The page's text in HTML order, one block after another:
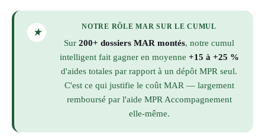
★
NOTRE RÔLE MAR SUR LE CUMUL
Sur 200+ dossiers MAR montés, notre cumul
intelligent fait gagner en moyenne +15 à +25 %
d'aides totales par rapport à un dépôt MPR seul.
C'est ce qui justifie le coût MAR — largement
remboursé par l'aide MPR Accompagnement
elle-même.